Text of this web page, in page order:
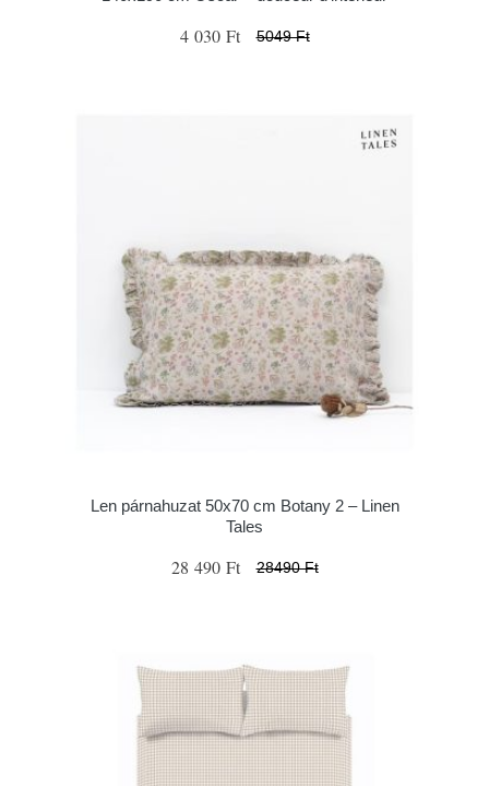
4 030 Ft 5049 Ft
Len párnahuzat 50x70 cm Botany 2 – Linen
Tales
28 490 Ft 28490 Ft